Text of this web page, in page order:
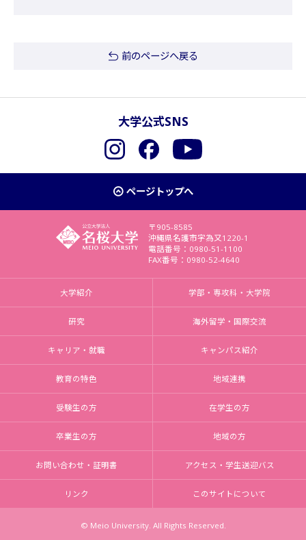
前のページへ戻る
大学公式SNS
InstagramFacebookYouTube
ページトップへ
〒905-8585
沖縄県名護市字為又1220-1
電話番号：0980-51-1100
FAX番号：0980-52-4640
大学紹介 学部・専攻科・大学院
研究 海外留学・国際交流
キャリア・就職 キャンパス紹介
教育の特色 地域連携
受験生の方 在学生の方
卒業生の方 地域の方
お問い合わせ・証明書 アクセス・学生送迎バス
リンク このサイトについて
© Meio University. All Rights Reserved.